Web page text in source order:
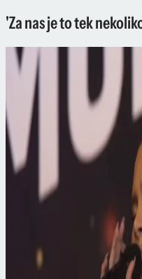
'Za nas je to tek